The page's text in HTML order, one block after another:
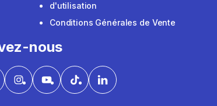
d'utilisation
Conditions Générales de Vente
nous